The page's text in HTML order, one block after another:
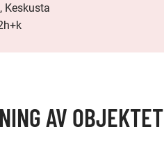
Keskusta
AV OBJEKTET